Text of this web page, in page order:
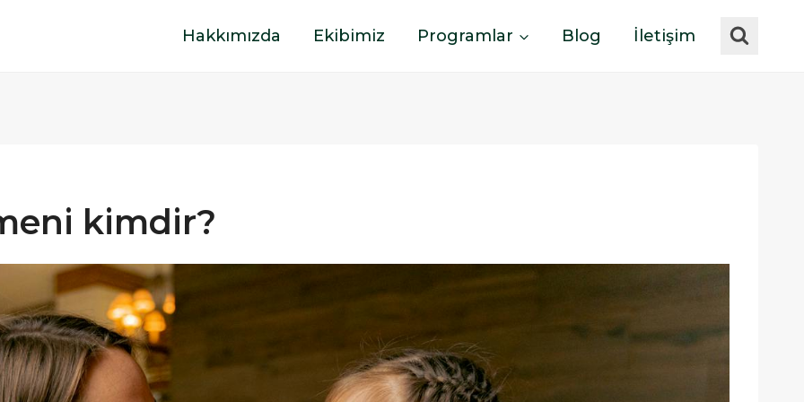
Hakkımızda Ekibimiz Programlar Blog İletişim
kimdir?